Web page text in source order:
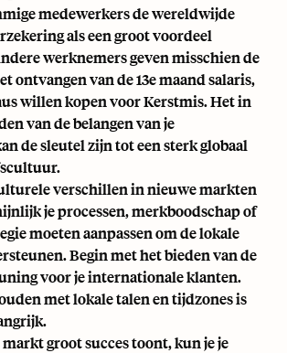
medewerkers de wereldwijde
als een groot voordeel
werknemers geven misschien de
ontvangen van de 13e maand salaris,
willen kopen voor Kerstmis. Het in
van de belangen van je
de sleutel zijn tot een sterk globaal
verschillen in nieuwe markten
je processen, merkboodschap of
moeten aanpassen om de lokale
Begin met het bieden van de
voor je internationale klanten.
met lokale talen en tijdzones is
groot succes toont, kun je je